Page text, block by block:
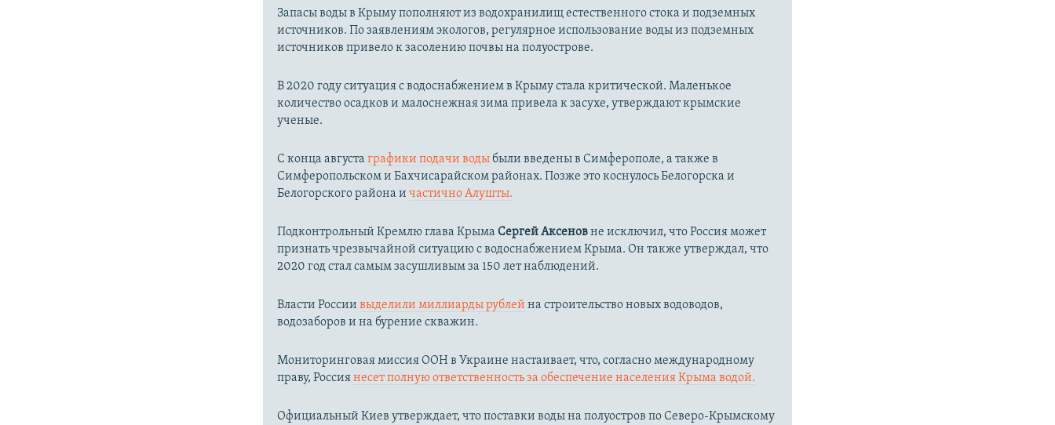
Запасы воды в Крыму пополняют из водохранилищ естественного стока и подземных
источников. По заявлениям экологов, регулярное использование воды из подземных
источников привело к засолению почвы на полуострове.
В 2020 году ситуация с водоснабжением в Крыму стала критической. Маленькое
количество осадков и малоснежная зима привела к засухе, утверждают крымские
ученые.
С конца августаграфики подачи водыбыли введены в Симферополе, а также в
Симферопольском и Бахчисарайском районах. Позже это коснулось Белогорска и
Белогорского района ичастично Алушты.
Подконтрольный Кремлю глава КрымаСергей Аксеновне исключил, что Россия может
признать чрезвычайной ситуацию с водоснабжением Крыма. Он также утверждал, что
2020 год стал самым засушливым за 150 лет наблюдений.​
Власти Россиивыделили миллиарды рублей на строительство новых водоводов,
водозаборов и на бурение скважин.
Мониторинговая миссия ООН в Украине настаивает, что, согласно международному
праву, Россиянесет полную ответственность за обеспечение населения Крыма водой.
Официальный Киев утверждает, что поставки воды на полуостров по Северо-Крымскому